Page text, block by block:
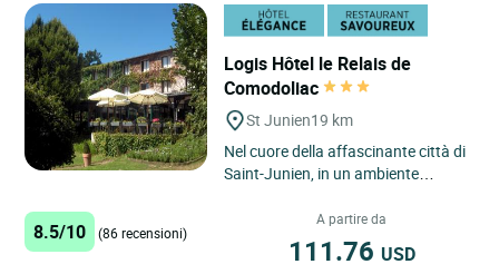
Logis Hôtel le Relais de
Comodoliac
St Junien19 km
Nel cuore della affascinante città di
Saint-Junien, in un ambiente
hotel è un vero rifugio...
8.5/10 (86 recensioni)
A partire da
111.76 USD